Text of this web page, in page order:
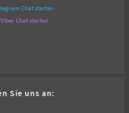
Chat starten
Viber Chat starten
Sie uns an: